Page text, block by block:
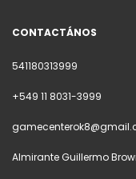
CONTACTÁNOS
541180313999
+549 11 8031-3999
Almirante Guillermo